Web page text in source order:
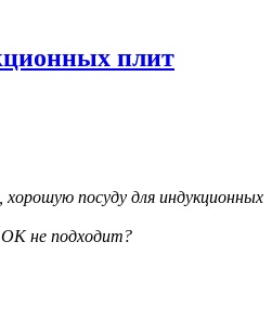
плит
посуду для индукционных
не подходит?